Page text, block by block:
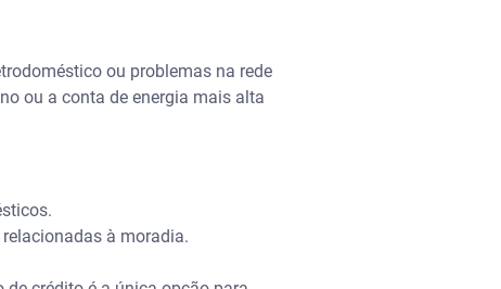
ou problemas na rede
ou a conta de energia mais alta
à moradia.